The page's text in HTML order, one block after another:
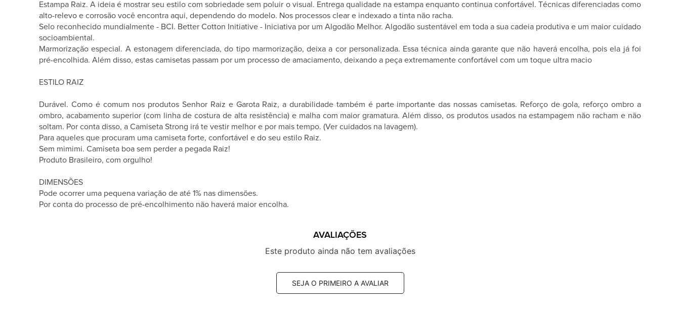
Estampa Raiz. A ideia é mostrar seu estilo com sobriedade sem poluir o visual. Entrega qualidade na estampa enquanto continua confortável. Técnicas diferenciadas como
alto-relevo e corrosão você encontra aqui, dependendo do modelo. Nos processos clear e indexado a tinta não racha.
Selo reconhecido mundialmente - BCI. Better Cotton Initiative - Iniciativa por um Algodão Melhor. Algodão sustentável em toda a sua cadeia produtiva e um maior cuidado
socioambiental.
Marmorização especial. A estonagem diferenciada, do tipo marmorização, deixa a cor personalizada. Essa técnica ainda garante que não haverá encolha, pois ela já foi
pré-encolhida. Além disso, estas camisetas passam por um processo de amaciamento, deixando a peça extremamente confortável com um toque ultra macio
ESTILO RAIZ
Durável. Como é comum nos produtos Senhor Raiz e Garota Raiz, a durabilidade também é parte importante das nossas camisetas. Reforço de gola, reforço ombro a
ombro, acabamento superior (com linha de costura de alta resistência) e malha com maior gramatura. Além disso, os produtos usados na estampagem não racham e não
soltam. Por conta disso, a Camiseta Strong irá te vestir melhor e por mais tempo. (Ver cuidados na lavagem).
Para aqueles que procuram uma camiseta forte, confortável e do seu estilo Raiz.
Sem mimimi. Camiseta boa sem perder a pegada Raiz!
Produto Brasileiro, com orgulho!
DIMENSÕES
Pode ocorrer uma pequena variação de até 1% nas dimensões.
Por conta do processo de pré-encolhimento não haverá maior encolha.
AVALIAÇÕES
Este produto ainda não tem avaliações
SEJA O PRIMEIRO A AVALIAR